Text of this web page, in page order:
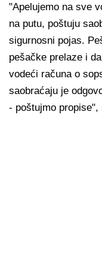
"Apelujemo na sve
na putu, poštuju
sigurnosni pojas.
pešačke prelaze i
vodeći računa o
saobraćaju je
- poštujmo propise",